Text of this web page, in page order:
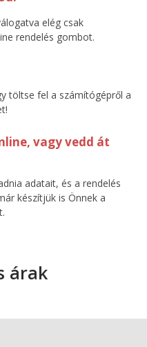
elég csak
rendelés gombot.
töltse fel a számítógépről a
vagy vedd át
adatait, és a rendelés
készítjük is Önnek a
árak